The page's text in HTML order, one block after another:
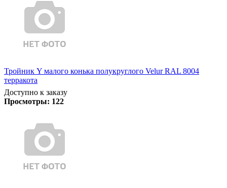
Тройник Y малого конька полукруглого Velur RAL 8004
терракота
Доступно к заказу
Просмотры: 122